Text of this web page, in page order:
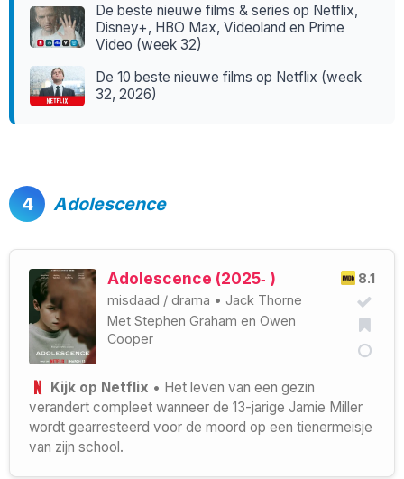
De beste nieuwe films & series op Netflix,
Disney+, HBO Max, Videoland en Prime
Video (week 32)
De 10 beste nieuwe films op Netflix (week
32, 2026)
4 Adolescence
8.1
Adolescence (2025‑ )
misdaad / drama • Jack Thorne
Met Stephen Graham en Owen
Cooper
Kijk op Netflix • Het leven van een gezin
verandert compleet wanneer de 13-jarige Jamie Miller
wordt gearresteerd voor de moord op een tienermeisje
van zijn school.